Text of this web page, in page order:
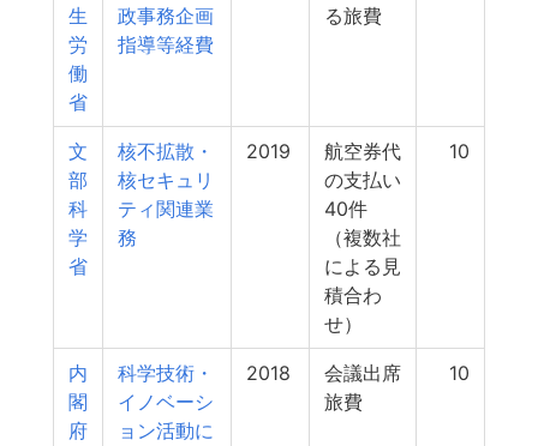
生
労
働
省
政事務企画
指導等経費
る旅費
文
部
科
学
省
核不拡散・
核セキュリ
ティ関連業
務
2019
航空券代
の支払い
40件
（複数社
による見
積合わ
せ）
10
内
閣
府
科学技術・
イノベーシ
ョン活動に
2018
会議出席
旅費
10